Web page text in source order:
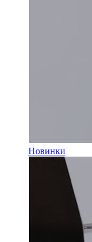
Новинки